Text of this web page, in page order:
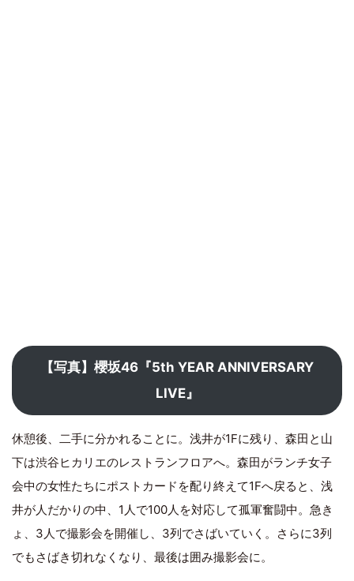
【写真】櫻坂46『5th YEAR ANNIVERSARY
LIVE』
休憩後、二手に分かれることに。浅井が1Fに残り、森田と山
下は渋谷ヒカリエのレストランフロアへ。森田がランチ女子
会中の女性たちにポストカードを配り終えて1Fへ戻ると、浅
井が人だかりの中、1人で100人を対応して孤軍奮闘中。急き
ょ、3人で撮影会を開催し、3列でさばいていく。さらに3列
でもさばき切れなくなり、最後は囲み撮影会に。